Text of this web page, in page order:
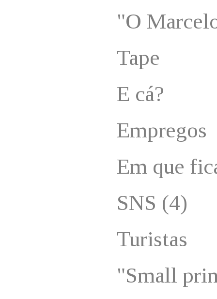
"O
Tape
E cá?
Empregos
Em que
SNS (4)
Turistas
"Small